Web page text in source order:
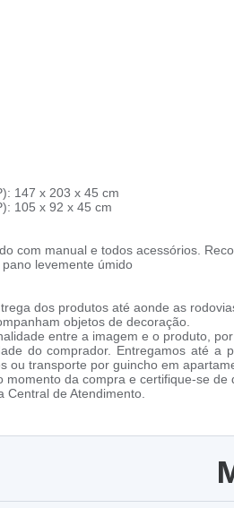
147 x 203 x 45 cm
x 92 x 45 cm
com manual e todos acessórios.
pano levemente úmido
dos produtos até aonde as
objetos de decoração.
entre a imagem e o produto,
do comprador. Entregamos até
ou transporte por guincho em
da compra e certifique-se
Central de Atendimento.